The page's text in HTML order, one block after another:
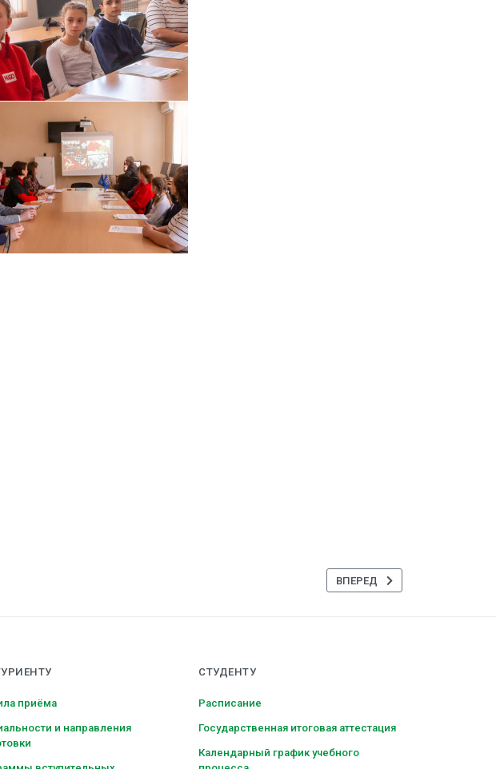
СЛЕДУЮЩИЙ: ОБСУДИЛИ
ВПЕРЕД
приёма
и направления
СТУДЕНТУ
Расписание
Государственная итоговая аттестация
Календарный график учебного